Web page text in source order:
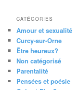
CATÉGORIES
Amour et sexualité
Curcy-sur-Orne
Être heureux?
Non catégorisé
Parentalité
Pensées et poésie